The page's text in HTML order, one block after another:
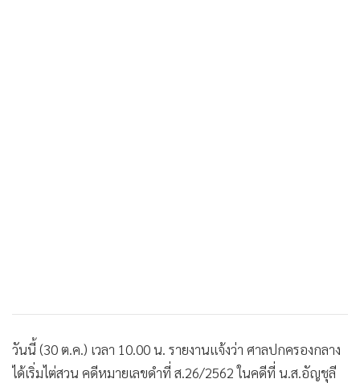
วันนี้ (30 ต.ค.) เวลา 10.00 น. รายงานแจ้งว่า ศาลปกครองกลาง
ได้เริ่มไต่สวน คดีหมายเลขดำที่ ส.26/2562 ในคดีที่ น.ส.อัญชุลี